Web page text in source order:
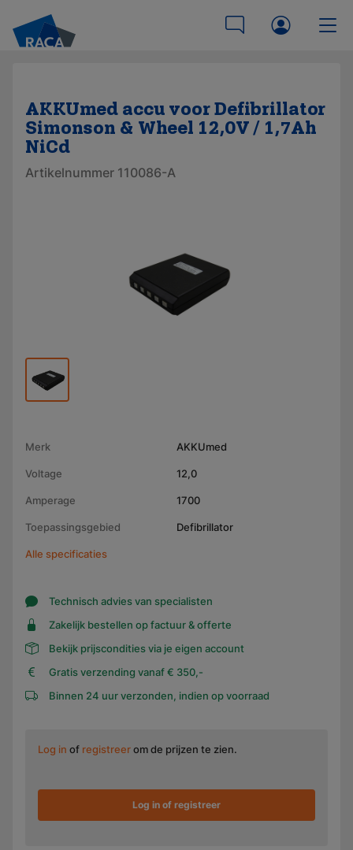
AKKUmed accu voor Defibrillator
Simonson & Wheel 12,0V / 1,7Ah
NiCd
Artikelnummer 110086-A
Merk AKKUmed
Voltage 12,0
Amperage 1700
Toepassingsgebied Defibrillator
Alle specificaties
Technisch advies van specialisten
Zakelijk bestellen op factuur & offerte
Bekijk prijscondities via je eigen account
Gratis verzending vanaf € 350,-
Binnen 24 uur verzonden, indien op voorraad
Log in of registreerom de prijzen te zien.
Log in of registreer